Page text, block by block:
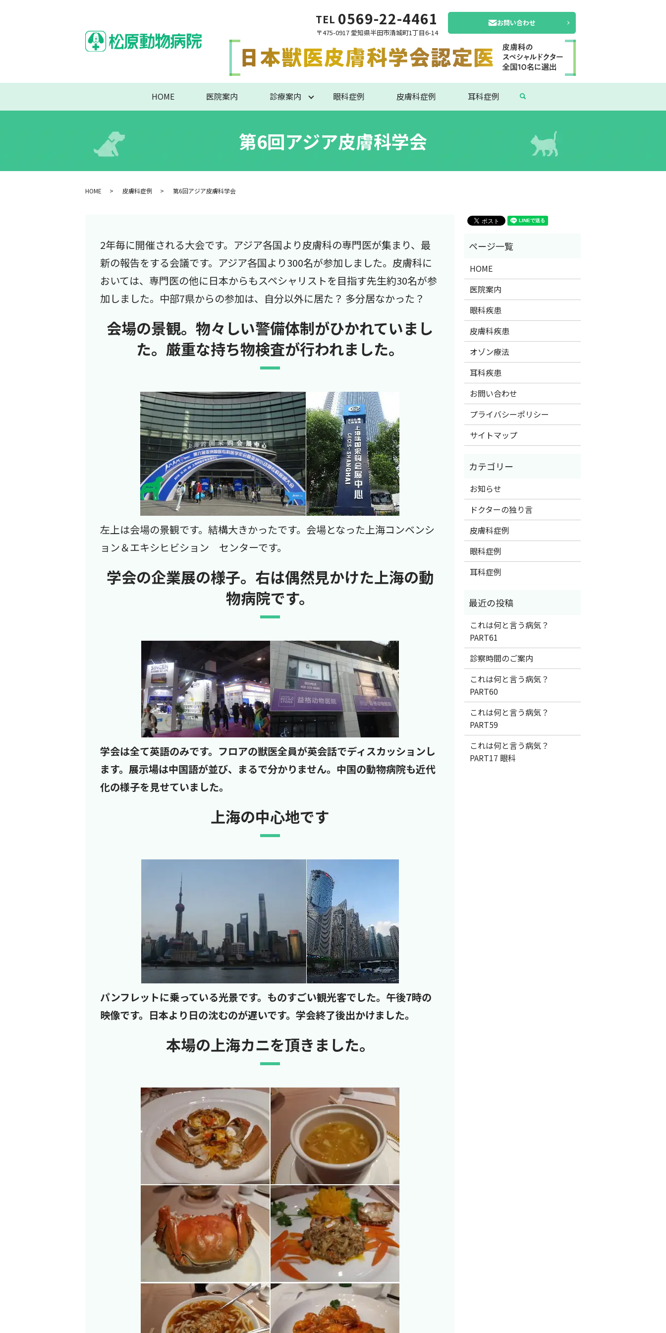
TEL 0569-22-4461
〒475-0917 愛知県半田市清城町1丁目6-14
お問い合わせ
HOME 医院案内 診療案内 眼科症例 皮膚科症例 耳科症例
第6回アジア皮膚科学会
HOME 皮膚科症例 第6回アジア皮膚科学会
2年毎に開催される大会です。アジア各国より皮膚科の専門医が集まり、最
新の報告をする会議です。アジア各国より300名が参加しました。皮膚科に
おいては、専門医の他に日本からもスペシャリストを目指す先生約30名が参
加しました。中部7県からの参加は、自分以外に居た？ 多分居なかった？
会場の景観。物々しい警備体制がひかれていまし
た。厳重な持ち物検査が行われました。
左上は会場の景観です。結構大きかったです。会場となった上海コンベンシ
ョン＆エキシヒビション センターです。
学会の企業展の様子。右は偶然見かけた上海の動
物病院です。
学会は全て英語のみです。フロアの獣医全員が英会話でディスカッションし
ます。展示場は中国語が並び、まるで分かりません。中国の動物病院も近代
化の様子を見せていました。
上海の中心地です
パンフレットに乗っている光景です。ものすごい観光客でした。午後7時の
映像です。日本より日の沈むのが遅いです。学会終了後出かけました。
本場の上海カニを頂きました。
HOME
医院案内
眼科疾患
皮膚科疾患
オゾン療法
耳科疾患
お問い合わせ
プライバシーポリシー
サイトマップ
お知らせ
ドクターの独り言
皮膚科症例
眼科症例
耳科症例
これは何と言う病気？
PART61
診察時間のご案内
これは何と言う病気？
PART60
これは何と言う病気？
PART59
これは何と言う病気？
PART17 眼科